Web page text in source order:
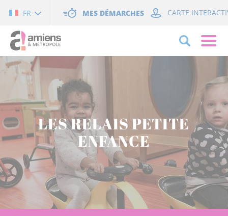
FR MES DÉMARCHES CARTE
LES RELAIS PETITE
ENFANCE